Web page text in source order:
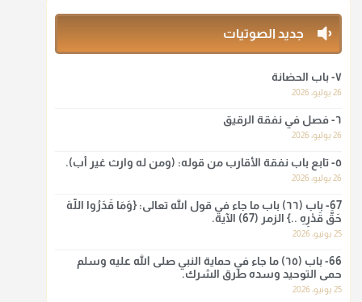
ومن المعاصرين أنكره الشيخ بكر أبو زيد وابن عثيمين، وحسبك
بقول الإمام مالك رحمه الله :"ما سمعتُ أنه يدعو عند ختم
منذ 3 شهر
لا أعلم لدعاء ختم القرآن في الصلاة أصلاً صحيحاً يعتمد عليه من
سنة الرسول صلى الله عليه وسلّم، ولا من عمل الصحابة رضي
الله عنهم. ابن عثيمين.
منذ 3 شهر
أ.د. صالح الشمراني
جديد الصوتيات
٧- باب الحضانة
26 يوليو، 2026
٦- فصل في نفقة الرقيق
26 يوليو، 2026
٥- تابع باب نفقة الأقارب من قوله: (ومن له وارث غير أب).
26 يوليو، 2026
67- باب (٦٦) باب ما جاء في قول الله تعالى: {وَمَا قَدَرُوا اللَّهَ
حَقَّ قَدْرِهِ ..} الزمر (67) الآية.
25 يونيو، 2026
66- باب (٦٥) ما جاء في حماية النبي صلى الله عليه وسلم
حمى التوحيد وسده طرق الشرك.
25 يونيو، 2026